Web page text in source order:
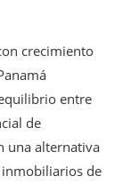
crecimiento
entre
de
una alternativa
de